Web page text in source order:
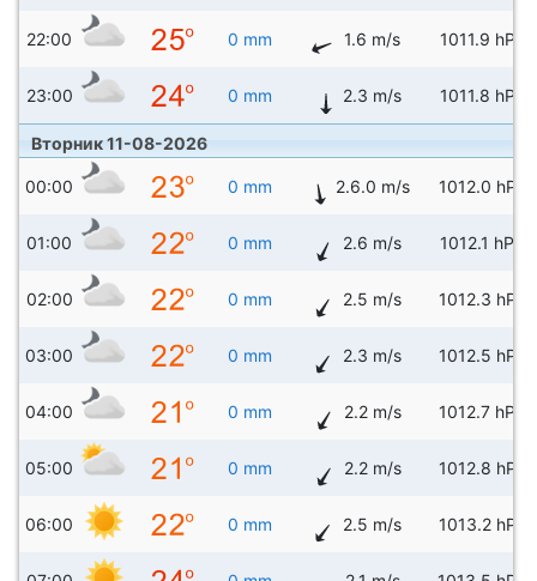
22:00 0 mm 1.6 m/s 1011.9 hPa
23:00 0 mm 2.3 m/s 1011.8 hPa
Вторник 11-08-2026
00:00 0 mm 2.6.0 m/s 1012.0 hPa
01:00 0 mm 2.6 m/s 1012.1 hPa
02:00 0 mm 2.5 m/s 1012.3 hPa
03:00 0 mm 2.3 m/s 1012.5 hPa
04:00 0 mm 2.2 m/s 1012.7 hPa
05:00 0 mm 2.2 m/s 1012.8 hPa
06:00 0 mm 2.5 m/s 1013.2 hPa